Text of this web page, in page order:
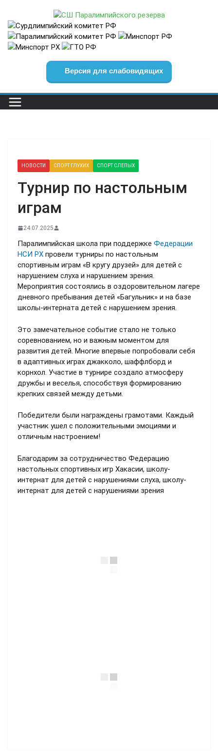
содержимому
Версия для слабовидящих
НОВОСТИ СПОРТ ГЛУХИХ СПОРТ СЛЕПЫХ
Турнир по настольным
играм
24.07.2025
Паралимпийская школа при поддержке Федерации
НСИ РХ провели турниры по настольным
спортивным играм «В кругу друзей» для детей с
нарушением слуха и нарушением зрения.
Мероприятия состоялись в оздоровительном лагере
дневного пребывания детей «Багульник» и на базе
школы-интерната детей с нарушением зрения.
Это замечательное событие стало не только
соревнованием, но и важным моментом для
развития детей. Многие впервые попробовали себя
в адаптивных играх джакколо, шаффлборд и
корнхол. Участие в турнире создало атмосферу
дружбы и веселья, способствуя формированию
крепких связей между детьми.
Победители были награждены грамотами. Каждый
участник ушел с положительными эмоциями и
отличным настроением!
Благодарим за сотрудничество Федерацию
настольных спортивных игр Хакасии, школу-
интернат для детей с нарушениями слуха, школу-
интернат для детей с нарушениями зрения